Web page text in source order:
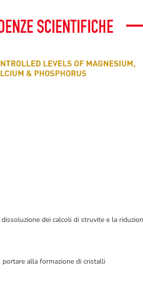
dei calcoli di struvite e la
portare alla formazione di cristalli